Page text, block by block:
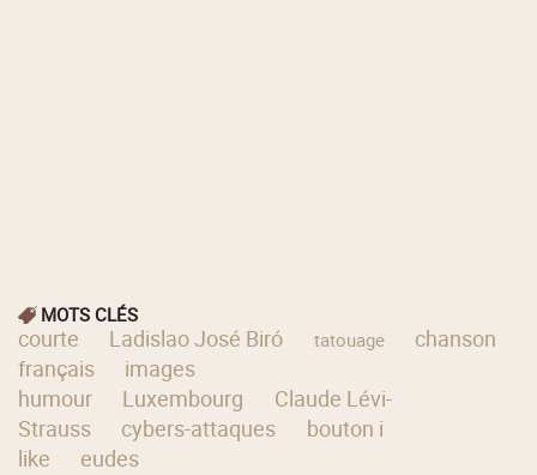
MOTS CLÉS
courte Ladislao José Biró tatouage
chanson
français
images
humour
Luxembourg
Claude Lévi-
Strauss
cybers-attaques
bouton i
like
eudes